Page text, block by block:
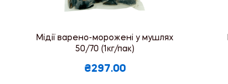
Мідії варено-морожені у мушлях
50/70 (1кг/пак)
₴297.00